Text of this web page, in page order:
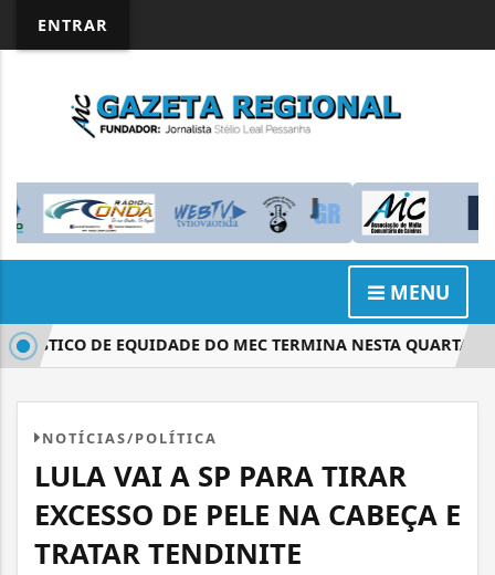
ENTRAR
MENU
DE EQUIDADE DO MEC TERMINA NESTA QUARTA-
NOTÍCIAS/POLÍTICA
LULA VAI A SP PARA TIRAR
EXCESSO DE PELE NA CABEÇA E
TRATAR TENDINITE